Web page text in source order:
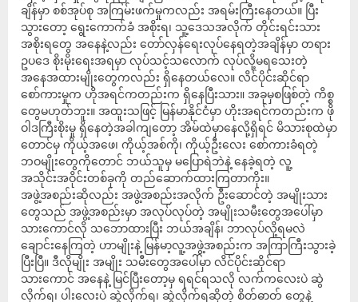
ချိန်မှာ စစ်အုပ်စု အကြမ်းဖက်မှုကလည်း အရမ်းကြီးနေတယ်။ ပြီး
သွားတော့ ရွေးကောက်ခံ အစိုးရ၊ သူ့ဒေသအလိုက် တိုင်းရင်းသား
အစိုးရတွေ အနေနဲ့လည်း တော်လှန်ရေးလုပ်နေရတဲ့အချိန်မှာ တရား
ဥပဒေ စိုးမိုးရေးအရမှာ လုပ်သင့်သလောက် လုပ်လို့မရသေးတဲ့
အနေအထားမျိုးတွေကလည်း ရှိနေတယ်လေ။ လိင်ပိုင်းဆိုင်ရာ
စော်ကားမှုက ဟိုအရင်ကတည်းက ရှိနေပြီးသား။ အခုမှစဖြစ်တဲ့ ကိစ္စ
တွေမဟုတ်ဘူး။ အထူးသဖြင့် မြန်မာနိုင်ငံမှာ ဟိုးအရင်ကတည်းက ဖို
ဝါဒကြီးစိုးမှု ရှိနေတဲ့အခါကျတော့ အိမ်ထဲမှာနေလို့ရှိရင် မိသားစုထဲမှာ
တောင်မှ ကိုယ့်အဖေ၊ ကိုယ့်အစ်ကို၊ ကိုယ့်ဦးလေး စော်ကားခံရတဲ့
ဘဝမျိုးတွေကိုတောင် ဘယ်သူမှ မပြောရဲဘဲနဲ့ နေခဲ့ရတဲ့ လူ့
အသိုင်းအဝိုင်းတစ်ခုကို တည်ဆောက်ထားကြတာကိုး။
အဖွဲ့အစည်းဆိုလည်း အဖွဲ့အစည်းအလိုက် ဦးဆောင်တဲ့ အမျိုးသား
တွေသည် အဖွဲ့အစည်းမှာ အလုပ်လုပ်တဲ့ အမျိုးသမီးတွေအပေါ်မှာ
သားကောင်လို သဘောထားပြီး ဘယ်အချိန်၊ ဘာလုပ်လို့ရမလဲ
ချောင်းနေကြတဲ့ ဟာမျိုးနဲ့ မြန်မာ့လူ့အဖွဲ့အစည်းက အကြာကြီးသွားခဲ့
ပြီးပြီ။ ဒီလိုမျိုး အမျိုး သမီးတွေအပေါ်မှာ လိင်ပိုင်းဆိုင်ရာ
သားကောင် အနေနဲ့ မြင်ပြီးတော့မှ ရရင်ရသလို လက်ကလေးပဲ ဆွဲ
လိုက်ရ၊ ပါးလေးပဲ ဆွဲလိုက်ရ၊ ဆွဲလိုက်ရဆိုတဲ့ စိတ်ဓာတ် တွေနဲ့